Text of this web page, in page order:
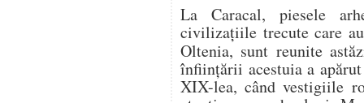
La Caracal, piesele
civilizațiile trecute care
Oltenia, sunt reunite
înfiinţării acestuia a
XIX-lea, când vestigiile